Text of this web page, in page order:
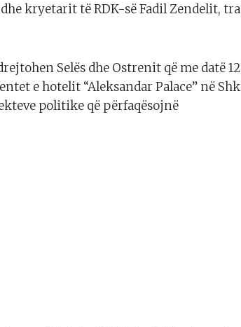
kryetarit të RDK-së Fadil Zendelit,
Selës dhe Ostrenit që me datë
e hotelit “Aleksandar Palace” në
politike që përfaqësojnë